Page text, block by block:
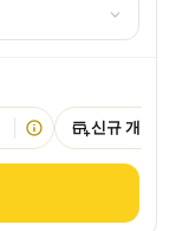
신규 개원